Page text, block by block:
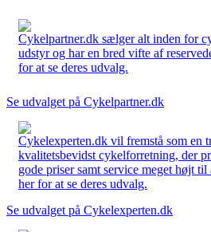
Cykelpartner.dk sælger alt inden for
udstyr og har en bred vifte af
for at se deres udvalg.
Se udvalget på Cykelpartner.dk
Cykelexperten.dk vil fremstå som en
kvalitetsbevidst cykelforretning, der
gode priser samt service meget højt
her for at se deres udvalg.
Se udvalget på Cykelexperten.dk